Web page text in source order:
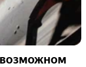
возможном